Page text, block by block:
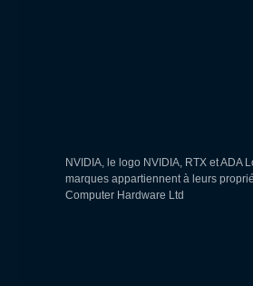
NVIDIA, le logo NVIDIA, RTX et ADA
marques appartiennent à leurs
Computer Hardware Ltd